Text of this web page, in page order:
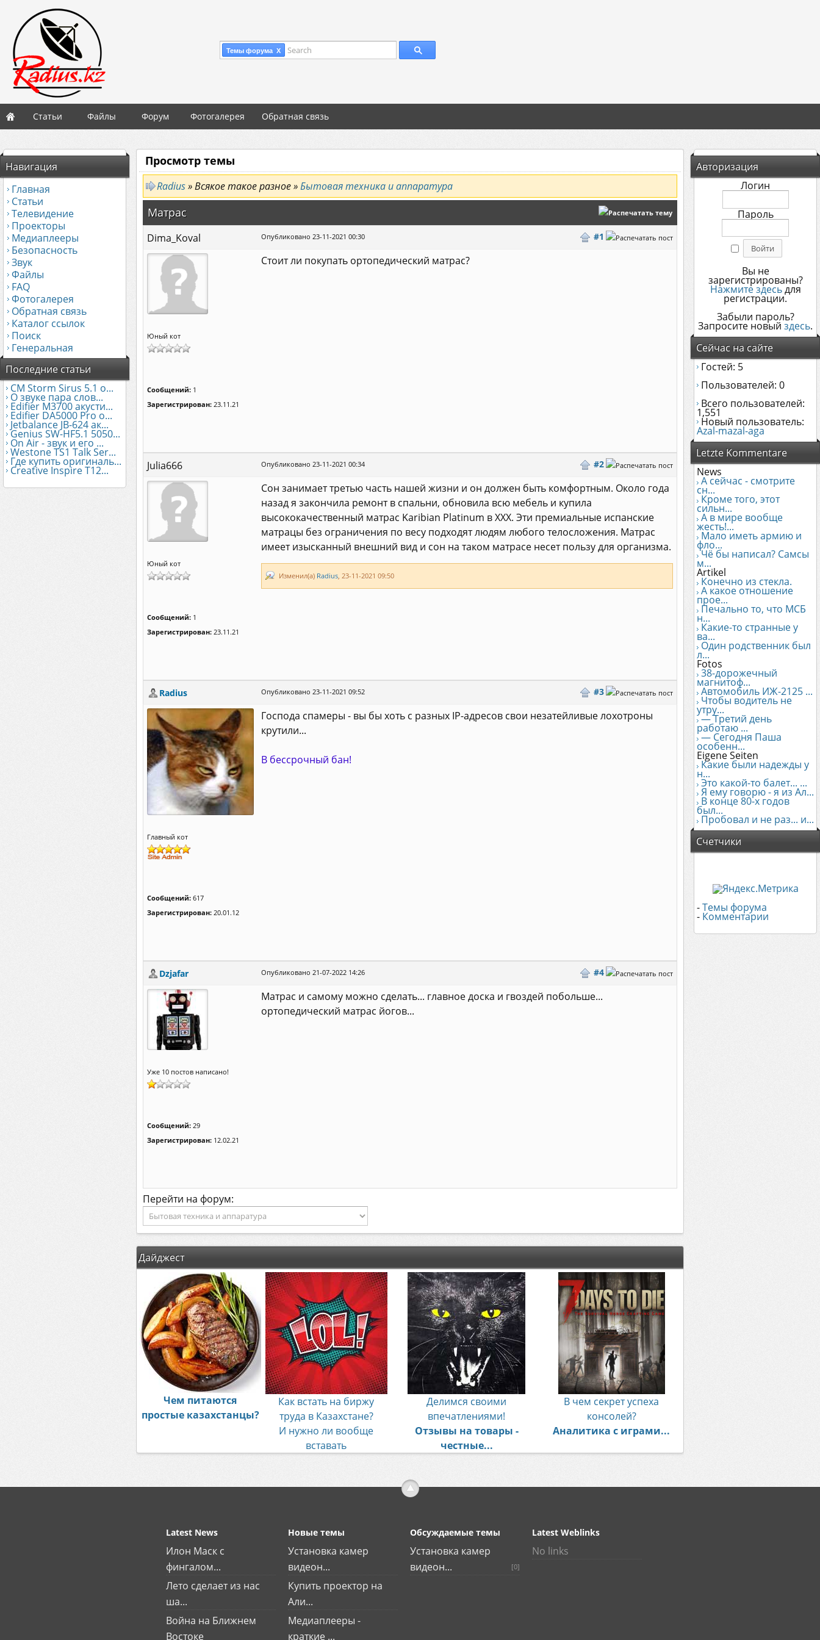
Темы форума X Search
Статьи Файлы Форум Фотогалерея Обратная связь
Навигация
Главная
Статьи
Телевидение
Проекторы
Медиаплееры
Безопасность
Звук
Файлы
FAQ
Фотогалерея
Обратная связь
Каталог ссылок
Поиск
Генеральная
Последние статьи
CM Storm Sirus 5.1 о...
О звуке пара слов...
Edifier М3700 акусти...
Edifier DA5000 Pro о...
Jetbalance JB-624 ак...
Genius SW-HF5.1 5050...
On Air - звук и его ...
Westone TS1 Talk Ser...
Где купить оригиналь...
Creative Inspire T12...
Авторизация
Логин
Пароль
Вы не
зарегистрированы?
Нажмите здесьдля
регистрации.
Забыли пароль?
Запросите новый здесь.
Сейчас на сайте
Гостей: 5
Пользователей: 0
Всего пользователей:
1,551
Новый пользователь:
Azal-mazal-aga
Letzte Kommentare
News
А сейчас - смотрите
сн...
Кроме того, этот
сильн...
А в мире вообще
жесть!...
Мало иметь армию и
фло...
Чё бы написал? Самсы
м...
Artikel
Конечно из стекла.
А какое отношение
прое...
Печально то, что МСБ
н...
Какие-то странные у
ва...
Один родственник был
л...
Fotos
38-дорожечный
магнитоф...
Автомобиль ИЖ-2125 ...
Чтобы водитель не
утру...
— Третий день
работаю ...
— Сегодня Паша
особенн...
Eigene Seiten
Какие были надежды у
н...
Это какой-то балет... ...
Я ему говорю - я из Ал...
В конце 80-х годов
был...
Пробовал и не раз... и...
Счетчики
-Темы форума
- Комментарии
Просмотр темы
Radius» Всякое такое разное »Бытовая техника и аппаратура
Матрас
Dima_Koval #1
Опубликовано 23-11-2021 00:30
Юный кот
Сообщений: 1
Зарегистрирован: 23.11.21
Стоит ли покупать ортопедический матрас?
Julia666 #2
Опубликовано 23-11-2021 00:34
Юный кот
Сообщений: 1
Зарегистрирован: 23.11.21
Сон занимает третью часть нашей жизни и он должен быть комфортным. Около года
назад я закончила ремонт в спальни, обновила всю мебель и купила
высококачественный матрас Karibian Platinum в ХХХ. Эти премиальные испанские
матрацы без ограничения по весу подходят людям любого телосложения. Матрас
имеет изысканный внешний вид и сон на таком матрасе несет пользу для организма.
Изменил(а) Radius, 23-11-2021 09:50
Radius #3
Опубликовано 23-11-2021 09:52
Главный кот
Сообщений: 617
Зарегистрирован: 20.01.12
Господа спамеры - вы бы хоть с разных IP-адресов свои незатейливые лохотроны
крутили...
В бессрочный бан!
Dzjafar #4
Опубликовано 21-07-2022 14:26
Уже 10 постов написано!
Сообщений: 29
Зарегистрирован: 12.02.21
Матрас и самому можно сделать... главное доска и гвоздей побольше...
ортопедический матрас йогов...
Перейти на форум:
Дайджест
Чем питаются
простые казахстанцы?
Как встать на биржу
труда в Казахстане?
И нужно ли вообще
вставать
Делимся своими
впечатлениями!
Отзывы на товары -
честные...
В чем секрет успеха
консолей?
Аналитика с играми...
Latest News
Илон Маск с
фингалом...
Лето сделает из нас
ша...
Война на Ближнем
Востоке
Новые темы
Установка камер
видеон...
Купить проектор на
Али...
Медиаплееры -
краткие ...
Обсуждаемые темы
Установка камер
видеон...
[0]
Latest Weblinks
No links